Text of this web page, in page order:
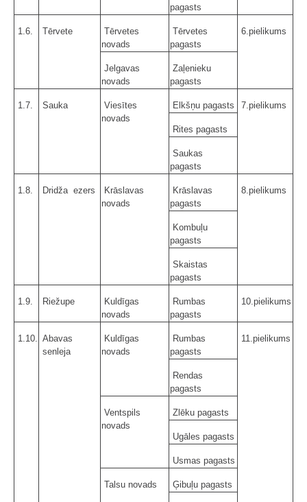
pagasts
1.6. Tērvete
Tērvetes
novads
Tērvetes
pagasts
6.pielikums
Jelgavas
novads
Zaļenieku
pagasts
1.7. Sauka
Viesītes
novads
Elkšņu pagasts 7.pielikums
Rites pagasts
Saukas
pagasts
1.8. Dridža ezers
Krāslavas
novads
Krāslavas
pagasts
8.pielikums
Kombuļu
pagasts
Skaistas
pagasts
1.9. Riežupe
Kuldīgas
novads
Rumbas
pagasts
10.pielikums
1.10.
Abavas
senleja
Kuldīgas
novads
Rumbas
pagasts
11.pielikums
Rendas
pagasts
Ventspils
novads
Zlēku pagasts
Ugāles pagasts
Usmas pagasts
Talsu novads Ģibuļu pagasts